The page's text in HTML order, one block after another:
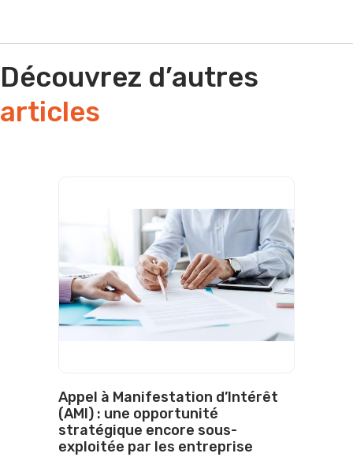
Découvrez d’autres
articles
Appel à Manifestation d’Intérêt
(AMI) : une opportunité
stratégique encore sous-
exploitée par les entreprise